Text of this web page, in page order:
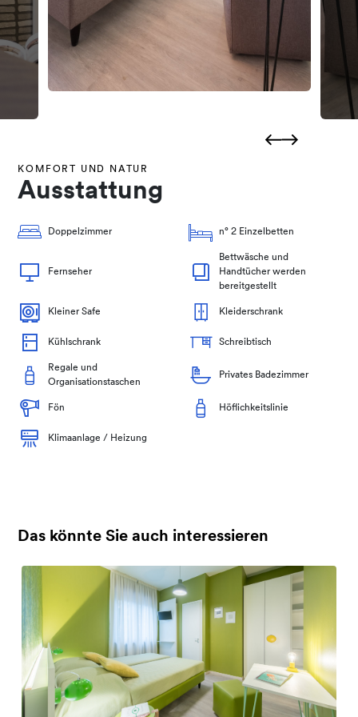
KOMFORT UND NATUR
Ausstattung
Doppelzimmer n° 2 Einzelbetten
Fernseher
Bettwäsche und
Handtücher werden
bereitgestellt
Kleiner Safe Kleiderschrank
Kühlschrank Schreibtisch
Regale und
Organisationstaschen
Privates Badezimmer
Fön Höflichkeitslinie
Klimaanlage / Heizung
Das könnte Sie auch interessieren